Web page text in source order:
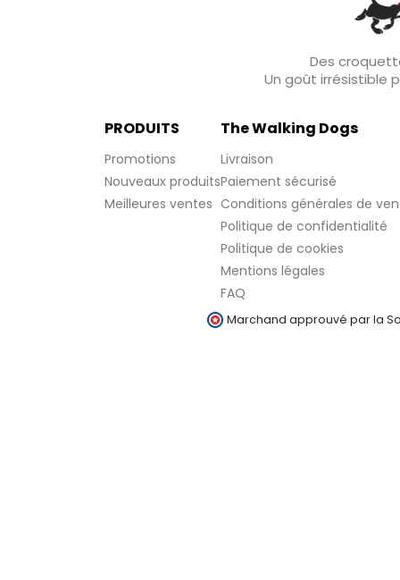
Des
Un goût irrésistible
PRODUITS
Promotions
Nouveaux produits
Meilleures ventes
The Walking Dogs
Livraison
Paiement sécurisé
Conditions générales de
Politique de confidentialité
Politique de cookies
Mentions légales
FAQ
Marchand approuvé par la